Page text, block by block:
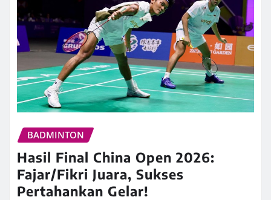
BADMINTON
Hasil Final China Open 2026:
Fajar/Fikri Juara, Sukses
Pertahankan Gelar!